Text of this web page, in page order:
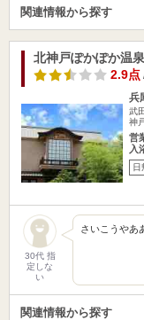
関連情報から探す
北神戸ぽかぽか温泉
2.9点
兵
武
神
営
入
日
30代 指
定しな
い
さいこうやあ
関連情報から探す